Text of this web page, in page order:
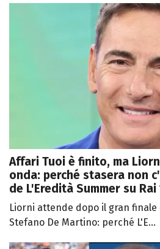
Affari Tuoi è finito, ma
onda: perché stasera non
de L'Eredità Summer su Rai
Liorni attende dopo il gran finale
Stefano De Martino: perché L'E...